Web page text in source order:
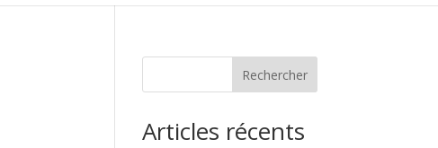
Rechercher
Articles récents